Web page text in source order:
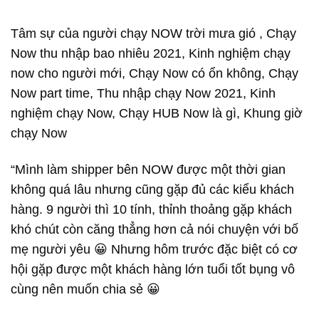
Tâm sự của người chạy NOW trời mưa gió , Chạy
Now thu nhập bao nhiêu 2021, Kinh nghiệm chạy
now cho người mới, Chạy Now có ổn không, Chạy
Now part time, Thu nhập chạy Now 2021, Kinh
nghiệm chạy Now, Chạy HUB Now là gì, Khung giờ
chạy Now
“Mình làm shipper bên NOW được một thời gian
không quá lâu nhưng cũng gặp đủ các kiểu khách
hàng. 9 người thì 10 tính, thỉnh thoảng gặp khách
khó chút còn căng thẳng hơn cả nói chuyện với bố
mẹ người yêu 😀 Nhưng hôm trước đặc biệt có cơ
hội gặp được một khách hàng lớn tuổi tốt bụng vô
cùng nên muốn chia sẻ 😀